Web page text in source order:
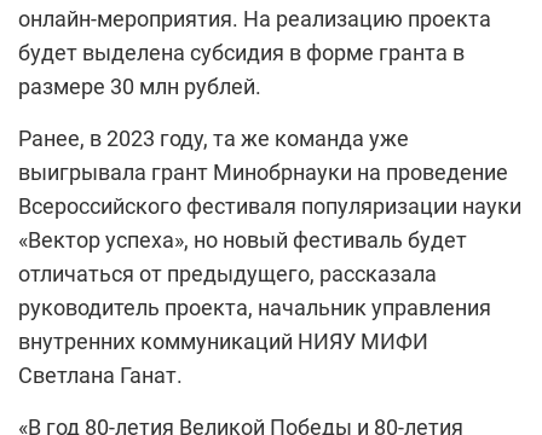
онлайн-мероприятия. На реализацию проекта
будет выделена субсидия в форме гранта в
размере 30 млн рублей.
Ранее, в 2023 году, та же команда уже
выигрывала грант Минобрнауки на проведение
Всероссийского фестиваля популяризации науки
«Вектор успеха», но новый фестиваль будет
отличаться от предыдущего, рассказала
руководитель проекта, начальник управления
внутренних коммуникаций НИЯУ МИФИ
Светлана Ганат.
«В год 80-летия Великой Победы и 80-летия